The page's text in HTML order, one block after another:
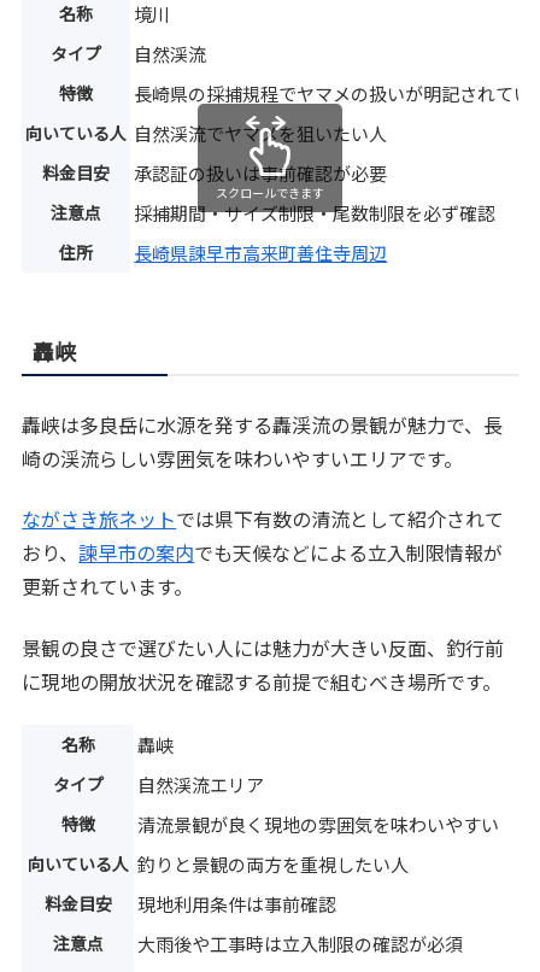
名称 境川
タイプ 自然渓流
特徴 長崎県の採捕規程でヤマメの扱いが明記されてい
向いている人 自然渓流でヤマメを狙いたい人
料金目安 承認証の扱いは事前確認が必要
注意点 採捕期間・サイズ制限・尾数制限を必ず確認
住所 長崎県諫早市高来町善住寺周辺
スクロールできます
轟峡
轟峡は多良岳に水源を発する轟渓流の景観が魅力で、長
崎の渓流らしい雰囲気を味わいやすいエリアです。
ながさき旅ネットでは県下有数の清流として紹介されて
おり、諫早市の案内でも天候などによる立入制限情報が
更新されています。
景観の良さで選びたい人には魅力が大きい反面、釣行前
に現地の開放状況を確認する前提で組むべき場所です。
名称 轟峡
タイプ 自然渓流エリア
特徴 清流景観が良く現地の雰囲気を味わいやすい
向いている人 釣りと景観の両方を重視したい人
料金目安 現地利用条件は事前確認
注意点 大雨後や工事時は立入制限の確認が必須